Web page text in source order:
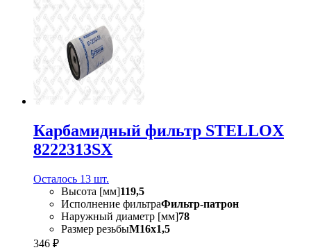
Карбамидный фильтр STELLOX
8222313SX
Осталось 13 шт.
Высота [мм]119,5
Исполнение фильтраФильтр-патрон
Наружный диаметр [мм]78
Размер резьбыM16x1,5
346 ₽